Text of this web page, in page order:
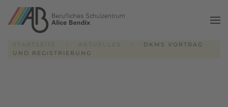
Zum Hauptinhalt springen
DKMS VORTRAG
UND REGISTRIERUNG